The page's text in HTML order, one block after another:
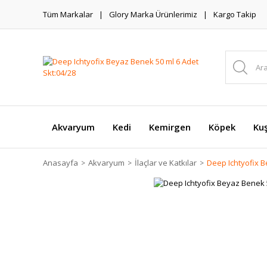
Tüm Markalar Glory Marka Ürünlerimiz Kargo Takip
Akvaryum Kedi Kemirgen Köpek
Anasayfa Akvaryum İlaçlar ve Katkılar Deep Ichtyofix